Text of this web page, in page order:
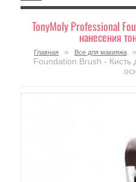
TonyMoly Professional
нанесения
Главная » Все для макияжа »
Foundation Brush - Кисть